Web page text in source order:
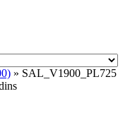
» SAL_V1900_PL725